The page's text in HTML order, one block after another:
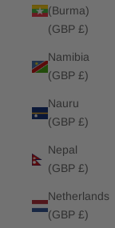
(Burma)
(GBP £)
Namibia
(GBP £)
Nauru
(GBP £)
Nepal
(GBP £)
Netherlands
(GBP £)